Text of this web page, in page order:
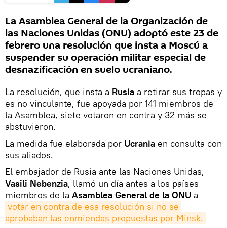
La Asamblea General de la Organización de
las Naciones Unidas (ONU) adoptó este 23 de
febrero una resolución que insta a Moscú a
suspender su operación militar especial de
desnazificación en suelo ucraniano.
La resolución, que insta a Rusia a retirar sus tropas y
es no vinculante, fue apoyada por 141 miembros de
la Asamblea, siete votaron en contra y 32 más se
abstuvieron.
La medida fue elaborada por Ucrania en consulta con
sus aliados.
El embajador de Rusia ante las Naciones Unidas,
Vasili Nebenzia, llamó un día antes a los países
miembros de la Asamblea General de la ONU a
votar en contra de esa resolución si no se
aprobaban las enmiendas propuestas por Minsk.